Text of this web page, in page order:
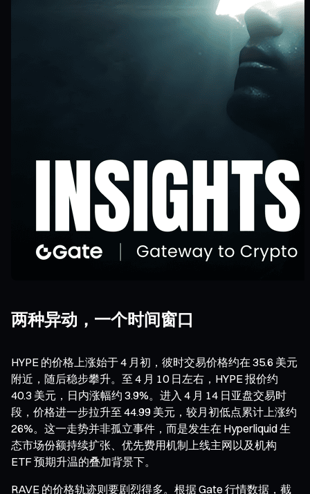
两种异动，一个时间窗口
HYPE 的价格上涨始于 4 月初，彼时交易价格约在 35.6 美元
附近，随后稳步攀升。至 4 月 10 日左右，HYPE 报价约
40.3 美元，日内涨幅约 3.9%。进入 4 月 14 日亚盘交易时
段，价格进一步拉升至 44.99 美元，较月初低点累计上涨约
26%。这一走势并非孤立事件，而是发生在 Hyperliquid 生
态市场份额持续扩张、优先费用机制上线主网以及机构
ETF 预期升温的叠加背景下。
RAVE 的价格轨迹则要剧烈得多。根据 Gate 行情数据，截